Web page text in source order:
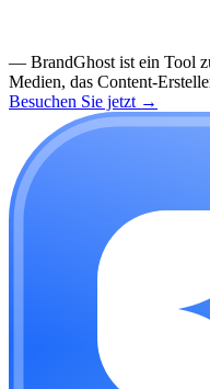
— BrandGhost ist ein Tool
Medien, das Content-
Besuchen Sie jetzt →